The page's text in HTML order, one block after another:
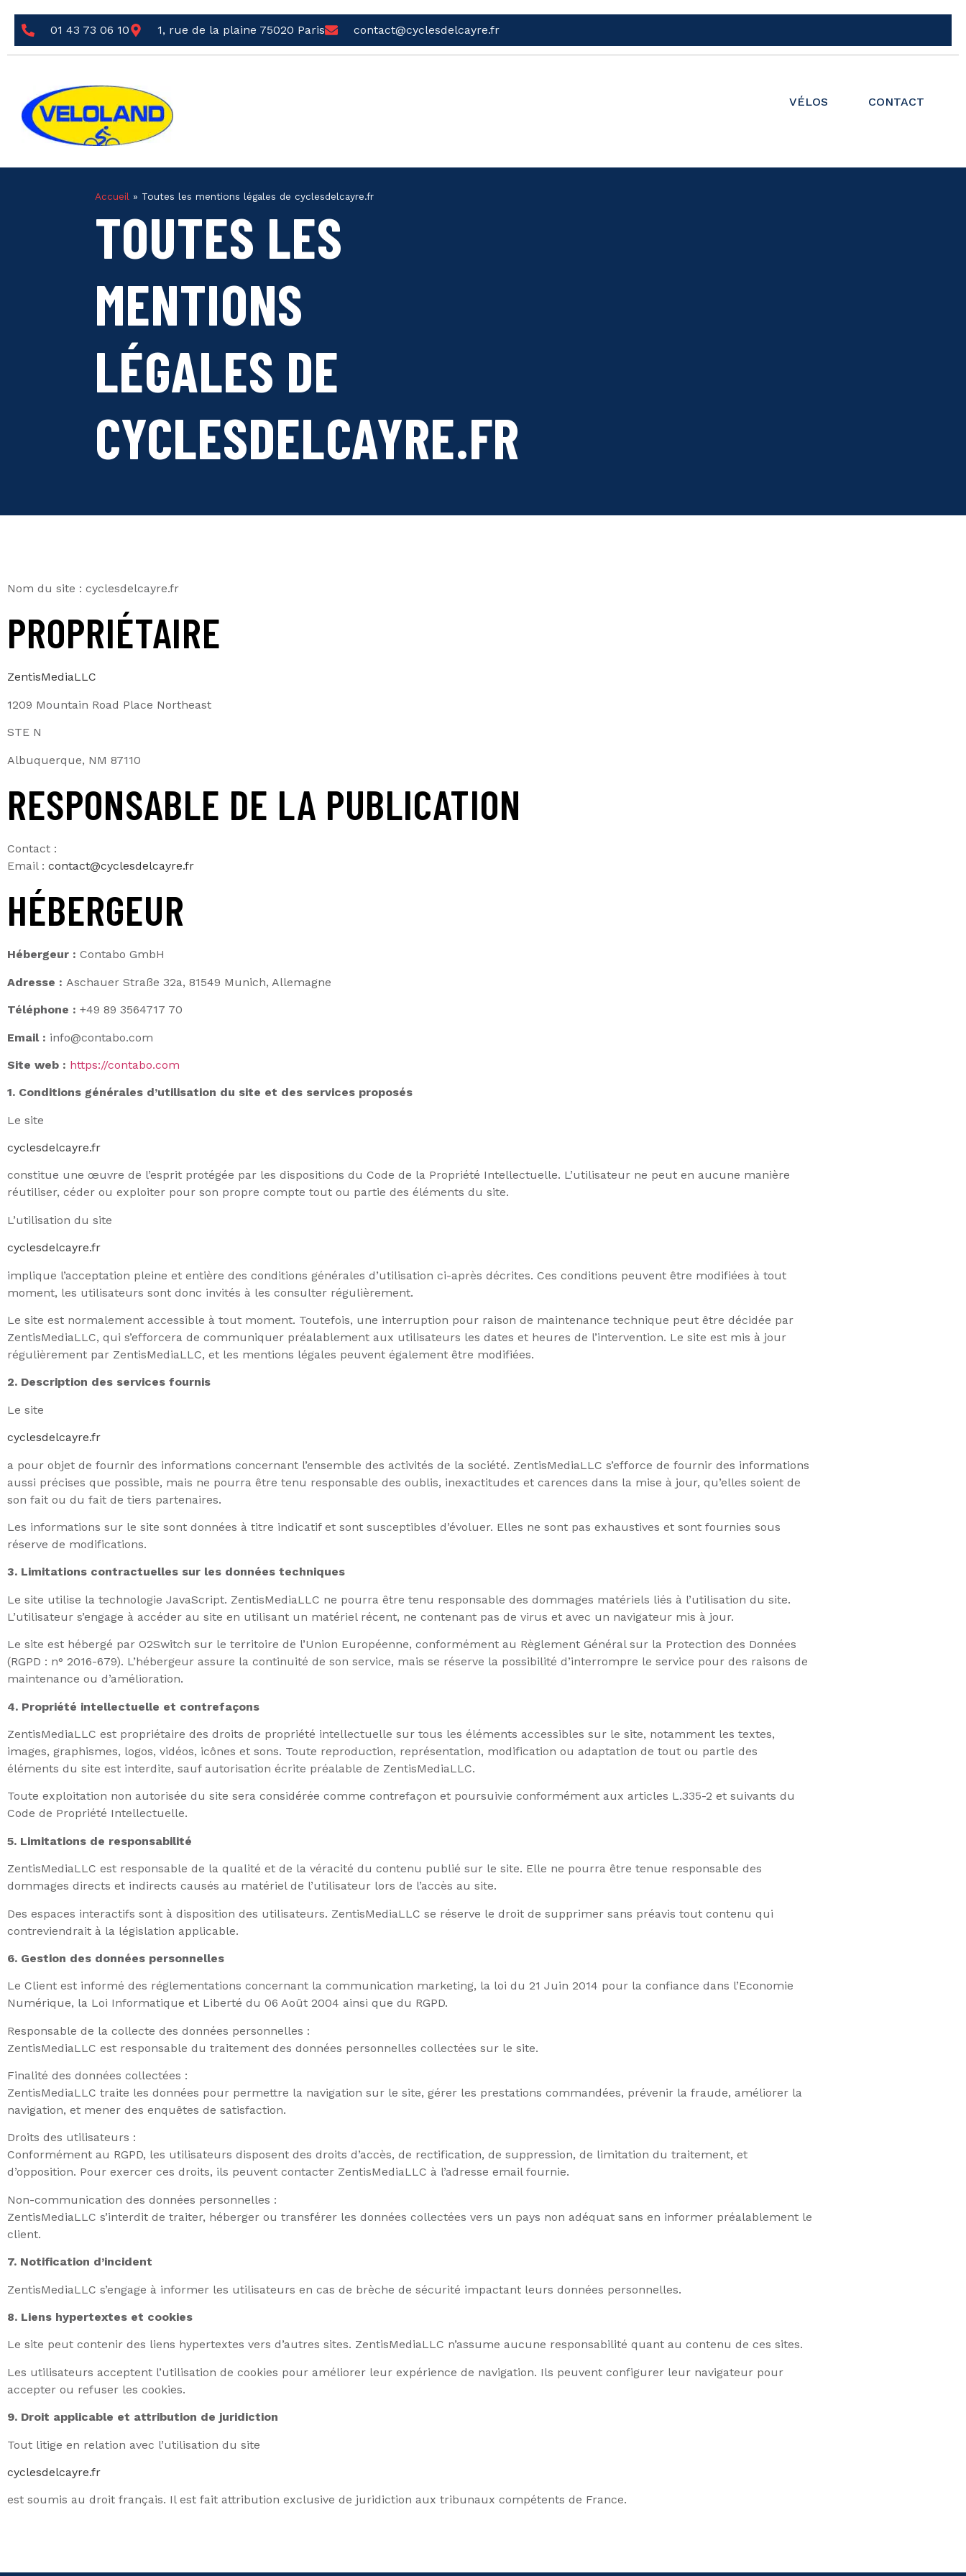
01 43 73 06 10 1, rue de la plaine 75020 Paris contact@cyclesdelcayre.fr
VÉLOS CONTACT
Accueil » Toutes les mentions légales de cyclesdelcayre.fr
TOUTES LES
MENTIONS
LÉGALES DE
CYCLESDELCAYRE.FR
Nom du site : cyclesdelcayre.fr
PROPRIÉTAIRE
ZentisMediaLLC
1209 Mountain Road Place Northeast
STE N
Albuquerque, NM 87110
RESPONSABLE DE LA PUBLICATION
Contact :
Email : contact@cyclesdelcayre.fr
HÉBERGEUR
Hébergeur : Contabo GmbH
Adresse : Aschauer Straße 32a, 81549 Munich, Allemagne
Téléphone : +49 89 3564717 70
Email : info@contabo.com
Site web : https://contabo.com
1. Conditions générales d’utilisation du site et des services proposés
Le site
cyclesdelcayre.fr
constitue une œuvre de l’esprit protégée par les dispositions du Code de la Propriété Intellectuelle. L’utilisateur ne peut en aucune manière
réutiliser, céder ou exploiter pour son propre compte tout ou partie des éléments du site.
L’utilisation du site
cyclesdelcayre.fr
implique l’acceptation pleine et entière des conditions générales d’utilisation ci-après décrites. Ces conditions peuvent être modifiées à tout
moment, les utilisateurs sont donc invités à les consulter régulièrement.
Le site est normalement accessible à tout moment. Toutefois, une interruption pour raison de maintenance technique peut être décidée par
ZentisMediaLLC, qui s’efforcera de communiquer préalablement aux utilisateurs les dates et heures de l’intervention. Le site est mis à jour
régulièrement par ZentisMediaLLC, et les mentions légales peuvent également être modifiées.
2. Description des services fournis
Le site
cyclesdelcayre.fr
a pour objet de fournir des informations concernant l’ensemble des activités de la société. ZentisMediaLLC s’efforce de fournir des informations
aussi précises que possible, mais ne pourra être tenu responsable des oublis, inexactitudes et carences dans la mise à jour, qu’elles soient de
son fait ou du fait de tiers partenaires.
Les informations sur le site sont données à titre indicatif et sont susceptibles d’évoluer. Elles ne sont pas exhaustives et sont fournies sous
réserve de modifications.
3. Limitations contractuelles sur les données techniques
Le site utilise la technologie JavaScript. ZentisMediaLLC ne pourra être tenu responsable des dommages matériels liés à l’utilisation du site.
L’utilisateur s’engage à accéder au site en utilisant un matériel récent, ne contenant pas de virus et avec un navigateur mis à jour.
Le site est hébergé par O2Switch sur le territoire de l’Union Européenne, conformément au Règlement Général sur la Protection des Données
(RGPD : n° 2016-679). L’hébergeur assure la continuité de son service, mais se réserve la possibilité d’interrompre le service pour des raisons de
maintenance ou d’amélioration.
4. Propriété intellectuelle et contrefaçons
ZentisMediaLLC est propriétaire des droits de propriété intellectuelle sur tous les éléments accessibles sur le site, notamment les textes,
images, graphismes, logos, vidéos, icônes et sons. Toute reproduction, représentation, modification ou adaptation de tout ou partie des
éléments du site est interdite, sauf autorisation écrite préalable de ZentisMediaLLC.
Toute exploitation non autorisée du site sera considérée comme contrefaçon et poursuivie conformément aux articles L.335-2 et suivants du
Code de Propriété Intellectuelle.
5. Limitations de responsabilité
ZentisMediaLLC est responsable de la qualité et de la véracité du contenu publié sur le site. Elle ne pourra être tenue responsable des
dommages directs et indirects causés au matériel de l’utilisateur lors de l’accès au site.
Des espaces interactifs sont à disposition des utilisateurs. ZentisMediaLLC se réserve le droit de supprimer sans préavis tout contenu qui
contreviendrait à la législation applicable.
6. Gestion des données personnelles
Le Client est informé des réglementations concernant la communication marketing, la loi du 21 Juin 2014 pour la confiance dans l’Economie
Numérique, la Loi Informatique et Liberté du 06 Août 2004 ainsi que du RGPD.
Responsable de la collecte des données personnelles :
ZentisMediaLLC est responsable du traitement des données personnelles collectées sur le site.
Finalité des données collectées :
ZentisMediaLLC traite les données pour permettre la navigation sur le site, gérer les prestations commandées, prévenir la fraude, améliorer la
navigation, et mener des enquêtes de satisfaction.
Droits des utilisateurs :
Conformément au RGPD, les utilisateurs disposent des droits d’accès, de rectification, de suppression, de limitation du traitement, et
d’opposition. Pour exercer ces droits, ils peuvent contacter ZentisMediaLLC à l’adresse email fournie.
Non-communication des données personnelles :
ZentisMediaLLC s’interdit de traiter, héberger ou transférer les données collectées vers un pays non adéquat sans en informer préalablement le
client.
7. Notification d’incident
ZentisMediaLLC s’engage à informer les utilisateurs en cas de brèche de sécurité impactant leurs données personnelles.
8. Liens hypertextes et cookies
Le site peut contenir des liens hypertextes vers d’autres sites. ZentisMediaLLC n’assume aucune responsabilité quant au contenu de ces sites.
Les utilisateurs acceptent l’utilisation de cookies pour améliorer leur expérience de navigation. Ils peuvent configurer leur navigateur pour
accepter ou refuser les cookies.
9. Droit applicable et attribution de juridiction
Tout litige en relation avec l’utilisation du site
cyclesdelcayre.fr
est soumis au droit français. Il est fait attribution exclusive de juridiction aux tribunaux compétents de France.